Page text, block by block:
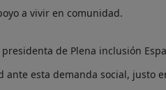
a vivir en comunidad.
de Plena inclusión
ante esta demanda social, justo